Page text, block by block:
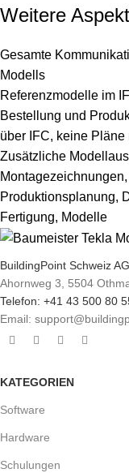
Weitere
Gesamte
Modells
Referenzmodelle im
Bestellung und
über IFC, keine Pläne
Zusätzliche
Produktionsplanung,
Fertigung, Modelle
BuildingPoint Schweiz AG
Ahornweg 3, 5504
Telefon: +41 43 500 80
Email:
KATEGORIEN
Software
Hardware
Schulungen